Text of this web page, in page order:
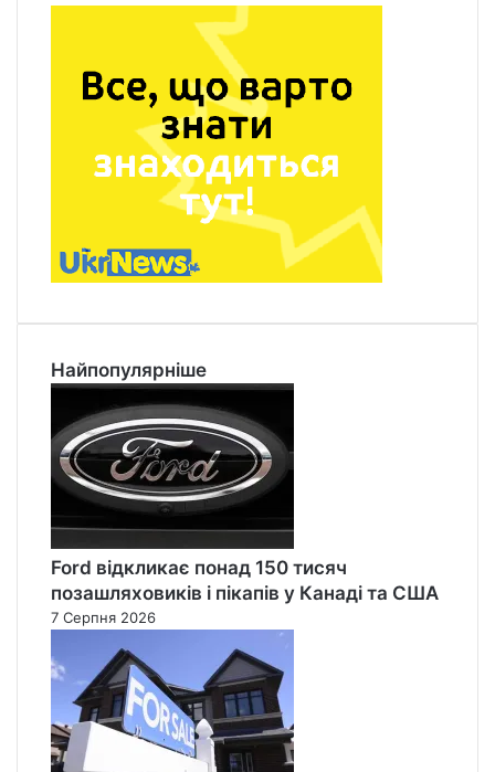
Найпопулярніше
Ford відкликає понад 150 тисяч
позашляховиків і пікапів у Канаді та США
7 Серпня 2026